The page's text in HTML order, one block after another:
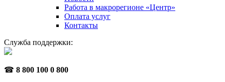
Работа в макрорегионе «Центр»
Оплата услуг
Контакты
Служба поддержки:
☎ 8 800 100 0 800